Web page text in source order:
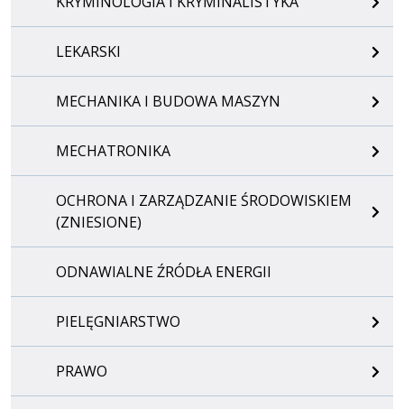
LEKARSKI
MECHANIKA I BUDOWA MASZYN
MECHATRONIKA
OCHRONA I ZARZĄDZANIE ŚRODOWISKIEM
(ZNIESIONE)
ODNAWIALNE ŹRÓDŁA ENERGII
PIELĘGNIARSTWO
PRAWO